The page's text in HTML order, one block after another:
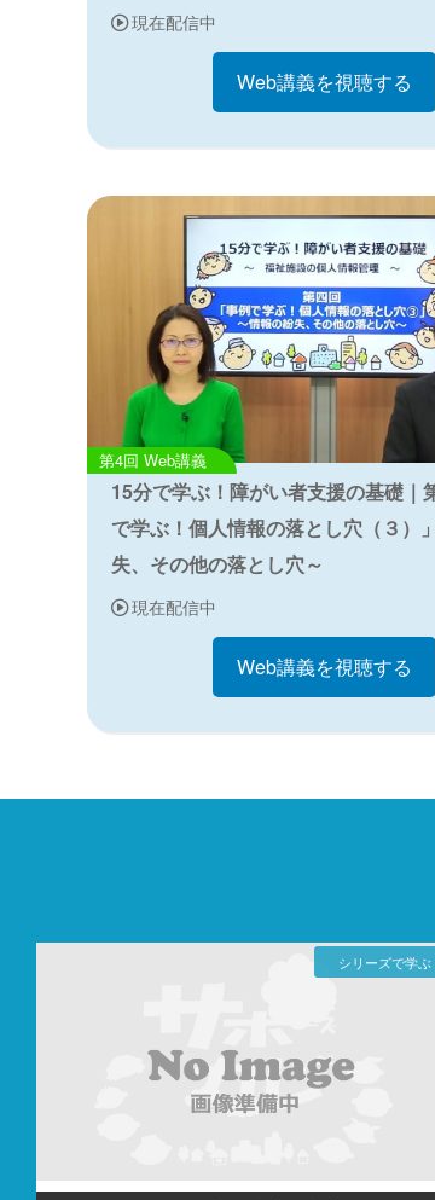
現在配信中
Web講義を視聴する
Web講義
15分で学ぶ！障がい者支援の基礎｜
で学ぶ！個人情報の落とし穴（３）
失、その他の落とし穴～
現在配信中
Web講義を視聴する
シリーズで学ぶ